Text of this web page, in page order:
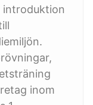
introduktion
inom